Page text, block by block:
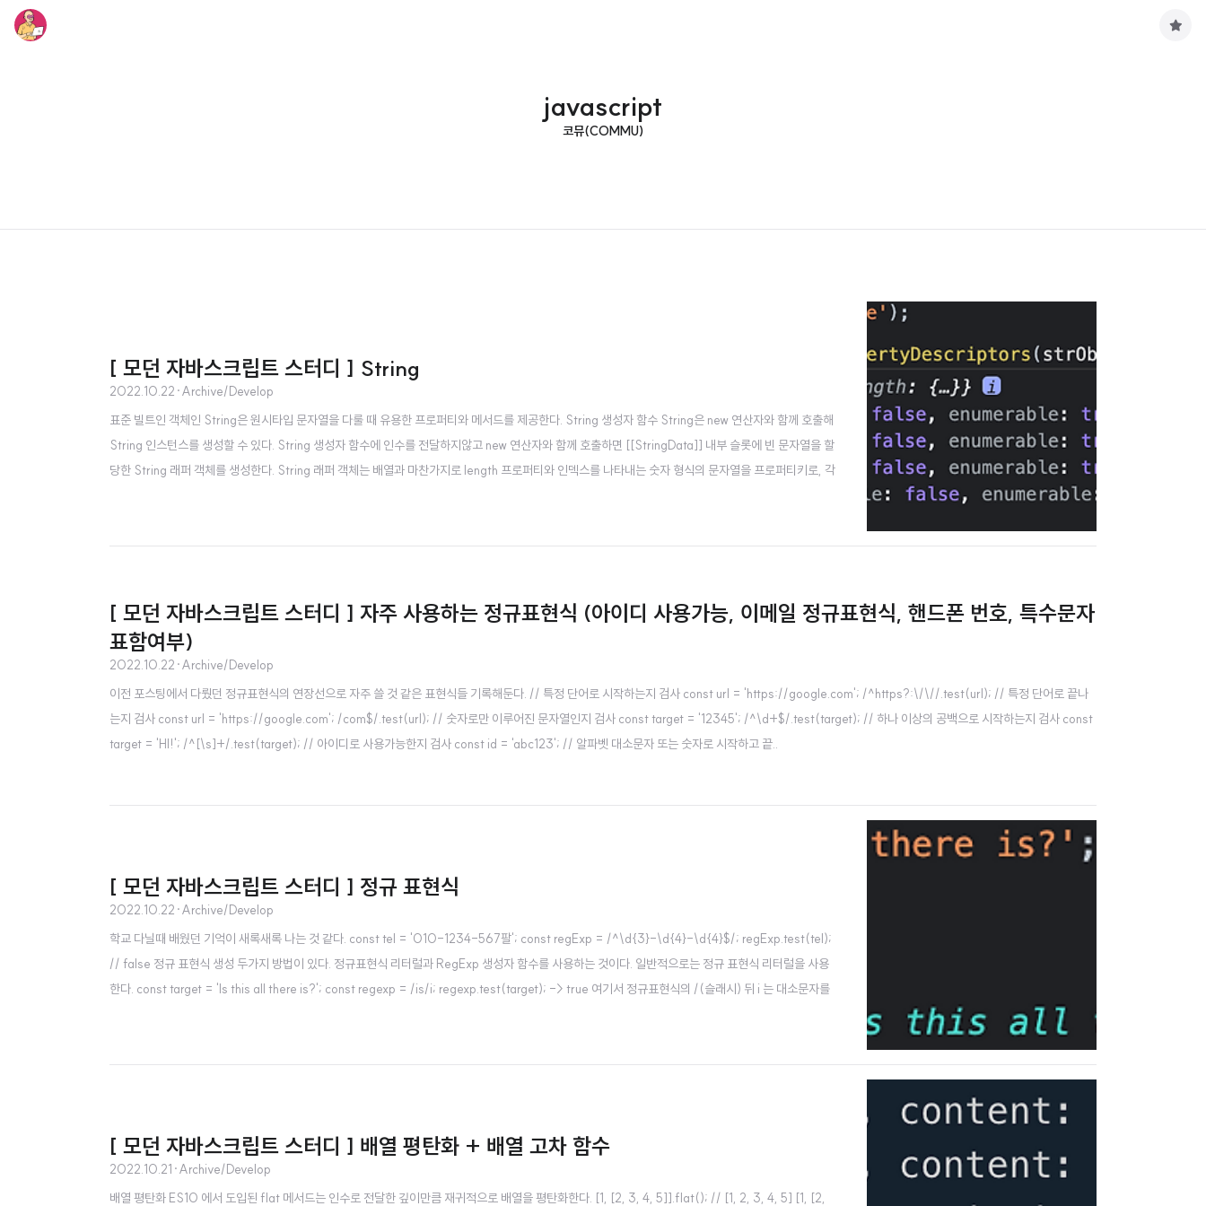
javascript
코뮤(COMMU)
[ 모던 자바스크립트 스터디 ] String
2022.10.22 ·Archive/Develop
표준 빌트인 객체인 String은 원시타입 문자열을 다룰 때 유용한 프로퍼티와 메서드를 제공한다. String 생성자 함수 String은 new 연산자와 함께 호출해
String 인스턴스를 생성할 수 있다. String 생성자 함수에 인수를 전달하지않고 new 연산자와 함께 호출하면 [[StringData]] 내부 슬롯에 빈 문자열을 할
당한 String 래퍼 객체를 생성한다. String 래퍼 객체는 배열과 마찬가지로 length 프로퍼티와 인덱스를 나타내는 숫자 형식의 문자열을 프로퍼티키로, 각
[ 모던 자바스크립트 스터디 ] 자주 사용하는 정규표현식 (아이디 사용가능, 이메일 정규표현식, 핸드폰 번호, 특수문자
표함여부)
2022.10.22 ·Archive/Develop
이전 포스팅에서 다뤘던 정규표현식의 연장선으로 자주 쓸 것 같은 표현식들 기록해둔다. // 특정 단어로 시작하는지 검사 const url = 'https://google.com'; /^https?:\/\//.test(url); // 특정 단어로 끝나
는지 검사 const url = 'https://google.com'; /com$/.test(url); // 숫자로만 이루어진 문자열인지 검사 const target = '12345'; /^\d+$/.test(target); // 하나 이상의 공백으로 시작하는지 검사 const
target = 'HI!'; /^[\s]+/.test(target); // 아이디로 사용가능한지 검사 const id = 'abc123'; // 알파벳 대소문자 또는 숫자로 시작하고 끝..
[ 모던 자바스크립트 스터디 ] 정규 표현식
2022.10.22 ·Archive/Develop
학교 다닐때 배웠던 기억이 새록새록 나는 것 같다. const tel = '010-1234-567팔'; const regExp = /^\d{3}-\d{4}-\d{4}$/; regExp.test(tel);
// false 정규 표현식 생성 두가지 방법이 있다. 정규표현식 리터럴과 RegExp 생성자 함수를 사용하는 것이다. 일반적으로는 정규 표현식 리터럴을 사용
한다. const target = 'Is this all there is?'; const regexp = /is/i; regexp.test(target); -> true 여기서 정규표현식의 /(슬래시) 뒤 i 는 대소문자를
[ 모던 자바스크립트 스터디 ] 배열 평탄화 + 배열 고차 함수
2022.10.21 ·Archive/Develop
배열 평탄화 ES10 에서 도입된 flat 메서드는 인수로 전달한 깊이만큼 재귀적으로 배열을 평탄화한다. [1, [2, 3, 4, 5]].flat(); // [1, 2, 3, 4, 5] [1, [2,
구